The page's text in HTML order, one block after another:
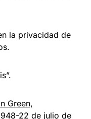
la privacidad de
Green,
22 de julio de